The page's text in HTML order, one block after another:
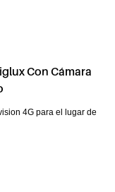
Con Cámara
4G para el lugar de